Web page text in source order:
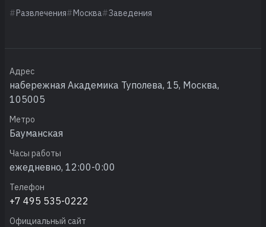
Развлечения Москва Заведения
Адрес
набережная Академика Туполева, 15, Москва,
105005
Метро
Бауманская
Часы работы
ежедневно, 12:00-0:00
Телефон
+7 495 535-0222
Официальный сайт